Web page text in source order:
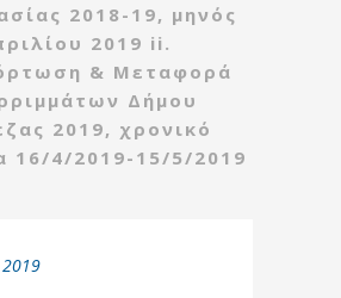
2018-19, μηνός
2019 ii.
& Μεταφορά
Δήμου
2019, χρονικό
16/4/2019-15/5/2019